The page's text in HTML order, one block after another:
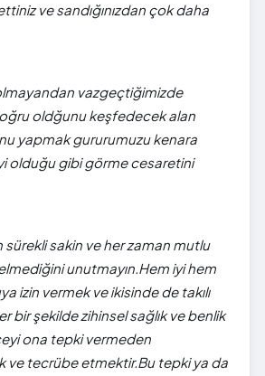
ve sandığınızdan çok daha
vazgeçtiğimizde
oldğunu keşfedecek alan
yapmak gururumuzu kenara
olduğu gibi görme cesaretini
sürekli sakin ve her zaman mutlu
unutmayın.Hem iyi hem
izin vermek ve ikisinde de takılı
bir şekilde zihinsel sağlık ve benlik
ona tepki vermeden
ve tecrübe etmektir.Bu tepki ya da